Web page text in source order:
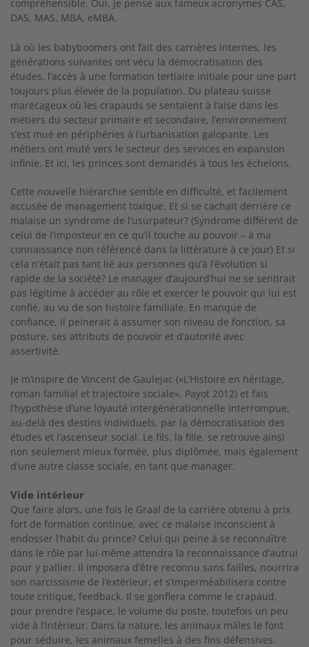
compréhensible. Oui, je pense aux fameux acronymes CAS,
DAS, MAS, MBA, eMBA.
Là où les babyboomers ont fait des carrières internes, les
générations suivantes ont vécu la démocratisation des
études, l’accès à une formation tertiaire initiale pour une part
toujours plus élevée de la population. Du plateau suisse
marécageux où les crapauds se sentaient à l’aise dans les
métiers du secteur primaire et secondaire, l’environnement
s’est mué en périphéries à l’urbanisation galopante. Les
métiers ont muté vers le secteur des services en expansion
infinie. Et ici, les princes sont demandés à tous les échelons.
Cette nouvelle hiérarchie semble en difficulté, et facilement
accusée de management toxique. Et si se cachait derrière ce
malaise un syndrome de l’usurpateur? (Syndrome différent de
celui de l’imposteur en ce qu’il touche au pouvoir – à ma
connaissance non référencé dans la littérature à ce jour) Et si
cela n’était pas tant lié aux personnes qu’à l’évolution si
rapide de la société? Le manager d’aujourd’hui ne se sentirait
pas légitime à accéder au rôle et exercer le pouvoir qui lui est
confié, au vu de son histoire familiale. En manque de
confiance, il peinerait à assumer son niveau de fonction, sa
posture, ses attributs de pouvoir et d’autorité avec
assertivité.
Je m’inspire de Vincent de Gaulejac («L’Histoire en héritage,
roman familial et trajectoire sociale», Payot 2012) et fais
l’hypothèse d’une loyauté intergénérationnelle interrompue,
au-delà des destins individuels, par la démocratisation des
études et l’ascenseur social. Le fils, la fille, se retrouve ainsi
non seulement mieux formée, plus diplômée, mais également
d’une autre classe sociale, en tant que manager.
Vide intérieur
Que faire alors, une fois le Graal de la carrière obtenu à prix
fort de formation continue, avec ce malaise inconscient à
endosser l’habit du prince? Celui qui peine à se reconnaître
dans le rôle par lui-même attendra la reconnaissance d’autrui
pour y pallier. Il imposera d’être reconnu sans failles, nourrira
son narcissisme de l’extérieur, et s’imperméabilisera contre
toute critique, feedback. Il se gonflera comme le crapaud,
pour prendre l’espace, le volume du poste, toutefois un peu
vide à l’intérieur. Dans la nature, les animaux mâles le font
pour séduire, les animaux femelles à des fins défensives.